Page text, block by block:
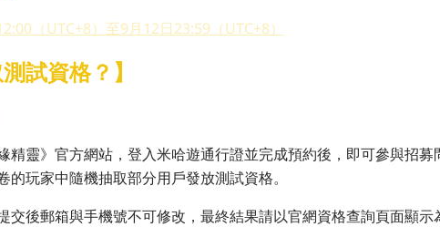
（UTC+8）至9月12日23:59（UTC+8）
試資格？】
精靈》官方網站，登入米哈遊通行證並完成預約後，即可參與招募
的玩家中隨機抽取部分用戶發放測試資格。
交後郵箱與手機號不可修改，最終結果請以官網資格查詢頁面顯示